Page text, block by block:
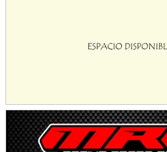
Gral. E. Godoy (Río Negro)
NORESTE SANTAFESINO - F6
Ciudad de Avellaneda (Asfalto)
Avellaneda (Santa Fe)